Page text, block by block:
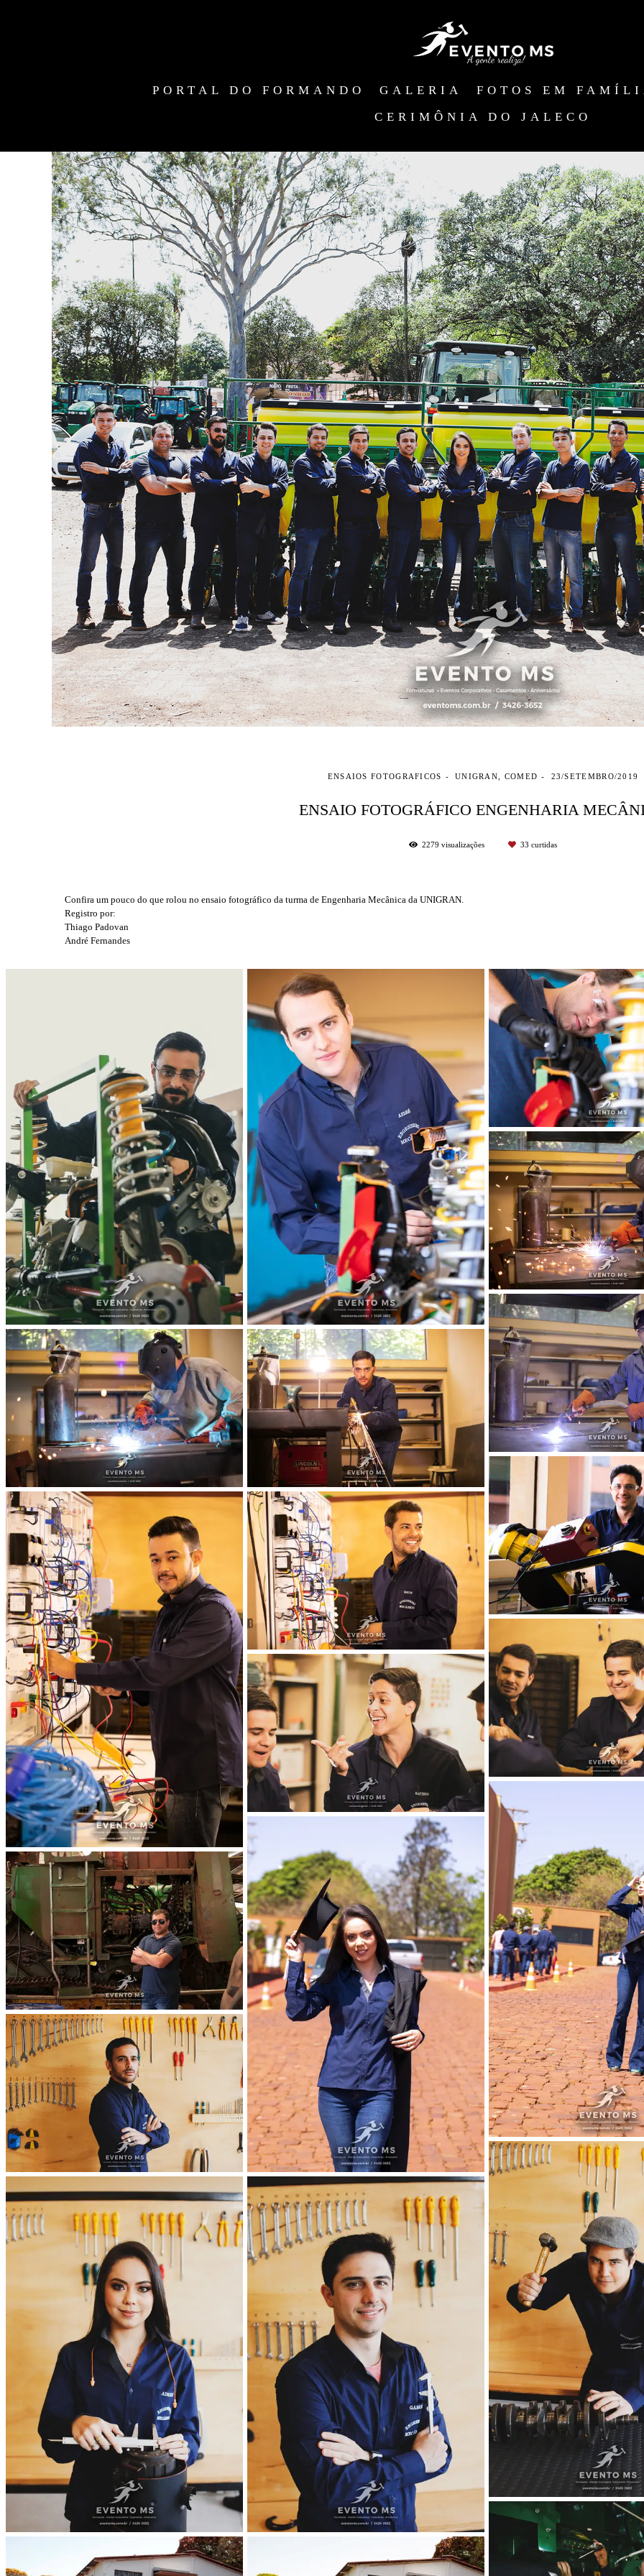
PORTAL DO FORMANDO GALERIA
FOTOS EM
CERIMÔNIA DO JALECO
ENSAIOS FOTOGRAFICOS UNIGRAN, COMED 23/SETEMBRO/2019
ENSAIO FOTOGRÁFICO ENGENHARIA
2279 visualizações 33 curtidas
Confira um pouco do que rolou no ensaio fotográfico da turma de Engenharia Mecânica da UNIGRAN.
Registro por:
Thiago Padovan
André Fernandes